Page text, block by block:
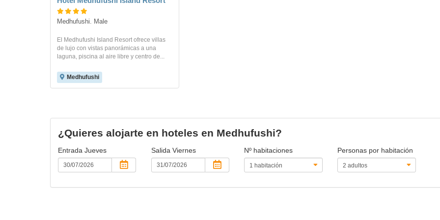
Medhufushi. Male
El Medhufushi Island Resort ofrece villas
de lujo con vistas panorámicas a una
laguna, piscina al aire libre y centro de...
Medhufushi
¿Quieres alojarte en hoteles en Medhufushi?
Entrada Jueves Salida Viernes Nº habitaciones
Personas por habitación